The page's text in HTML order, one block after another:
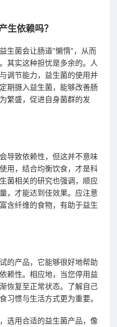
生依赖吗？
生菌会让肠道“懒惰”，从而
其实这种担忧是多余的。人
调节能力，益生菌的使用并
期摄入益生菌，能够改善肠
繁盛，促进自身菌群的发
导致依赖性，但这并不意味
用，结合均衡饮食，才是科
菌相关的研究也强调，顺应
，才能达到佳效果。应注意
含纤维的食物，有助于益生
的产品，它能够很好地帮助
赖性。相应地，当您停用益
恢复至正常状态。了解自己
习惯与生活方式更为重要。
选用合适的益生菌产品，像